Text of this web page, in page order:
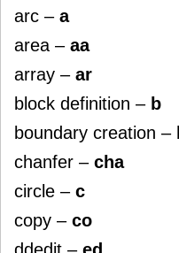
arc – a
area – aa
array – ar
block definition – b
boundary creation –
chanfer – cha
circle – c
copy –co